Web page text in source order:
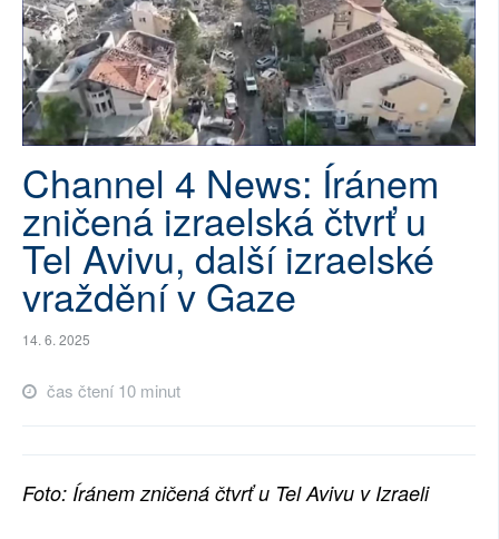
ROZHOVORY
TÉMATA
NEJČTENĚJŠÍ ZA 7 DNÍ
AUTOŘI
PŘÍSPĚVKY NA PROVOZ
SOCIÁLNÍ SÍTĚ
Channel 4 News: Íránem
zničená izraelská čtvrť u
Tel Avivu, další izraelské
vraždění v Gaze
14. 6. 2025
čas čtení 10 minut
Foto: Íránem zničená čtvrť u Tel Avivu v Izraeli